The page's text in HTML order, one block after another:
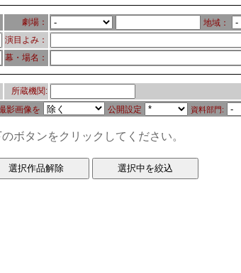
劇場：
地域：
演目よみ：
幕・場名：
所蔵機関:
影画像を 公開設定 資料部門:
ボタンをクリックしてください。